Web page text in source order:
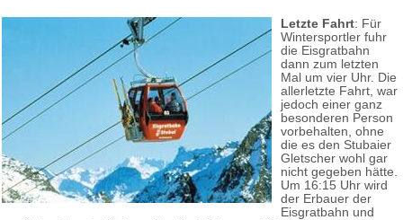
Letzte Fahrt: Für
Wintersportler fuhr
die Eisgratbahn
dann zum letzten
Mal um vier Uhr. Die
allerletzte Fahrt, war
jedoch einer ganz
besonderen Person
vorbehalten, ohne
die es den Stubaier
Gletscher wohl gar
nicht gegeben hätte.
Um 16:15 Uhr wird
der Erbauer der
Eisgratbahn und